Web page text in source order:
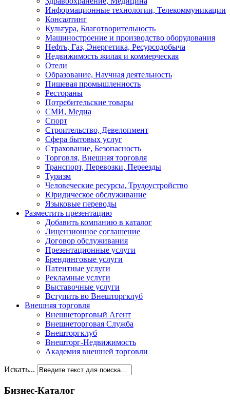
Информационные технологии, Телекоммуникации
Консалтинг
Культура, Благотворительность
Машиностроение и производство оборудования
Нефть, Газ, Энергетика, Ресурсодобыча
Недвижимость жилая и коммерческая
Отели
Образование, Научная деятельность
Пишевая промышленность
Рестораны
Потребительские товары
СМИ, Медиа
Спорт
Строительство, Девелопмент
Сфера бытовых услуг
Страхование, Безопасность
Торговля, Внешняя торговля
Транспорт, Перевозки, Переезды
Туризм
Человеческие ресурсы, Трудоустройство
Юридическое обслуживание
Языковые переводы
Разместить презентацию
Добавить компанию в каталог
Лицензионное соглашение
Договор обслуживания
Презентационные услуги
Брендинговые услуги
Патентные услуги
Рекламные услуги
Выставочные услуги
Вступить во Внешторгклуб
Внешняя торговля
Внешнеторговый Агент
Внешнеторговая Служба
Внешторгклуб
Внешторг-Недвижимость
Академия внешней торговли
Искать...
Бизнес-Каталог